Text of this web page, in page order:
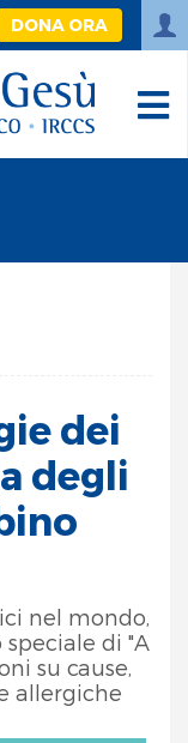
DONA ORA
dei
degli
nel mondo,
di "A
su cause,
allergiche